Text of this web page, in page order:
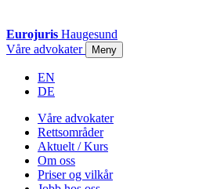
Eurojuris Haugesund
Våre advokater
Meny
EN
DE
Våre advokater
Rettsområder
Aktuelt / Kurs
Om oss
Priser og vilkår